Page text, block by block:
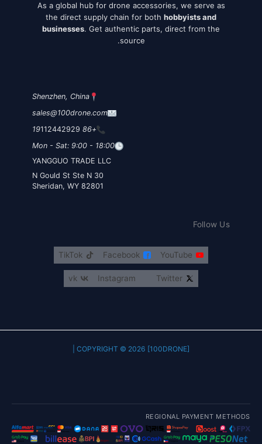
As a global hub for drone accessories, we serve as
the direct supply chain for both hobbyists and
businesses. Get authentic parts, direct from the
source.
Shenzhen, China
sales@100drone.com
+86 19
112442929
Mon - Sat: 9:00 - 18:00
YANGGUO TRADE LLC
30 N Gould St Ste N
Sheridan, WY 82801
Follow Us
YouTube
Facebook
TikTok
Twitter
Instagram
vk
COPYRIGHT © 2026 [100DRONE] |
REGIONAL PAYMENT METHODS